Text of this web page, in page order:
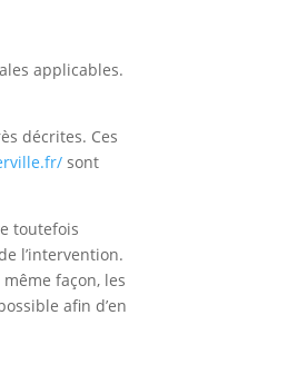
applicables.
décrites. Ces
sont
toutefois
l’intervention.
façon, les
afin d’en